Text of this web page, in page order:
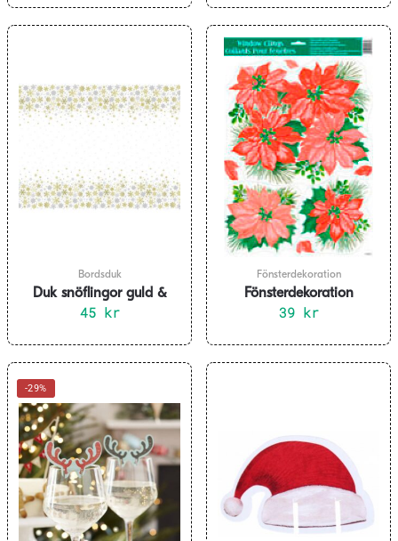
Bordsduk
Duk snöflingor guld &
silver 137 x 213 cm
45 kr
Fönsterdekoration
Fönsterdekoration
julstjärnor
39 kr
-29%